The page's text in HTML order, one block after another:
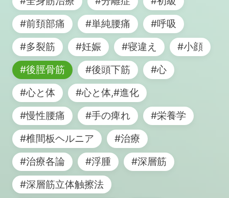
#前頚部痛
#単純腰痛
#呼吸
#多裂筋
#妊娠 #寝違え
#小顔
#後脛骨筋
#後頭下筋
#心
#心と体
#心と体,#進化
#慢性腰痛
#手の痺れ
#栄養学
#椎間板ヘルニア
#治療
#治療各論
#浮腫
#深層筋
#深層筋立体触擦法